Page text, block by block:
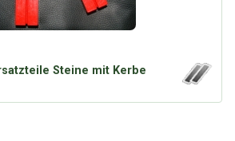
Steine mit Kerbe